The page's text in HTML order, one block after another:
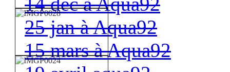
25 jan à Aqua92
15 mars à Aqua92